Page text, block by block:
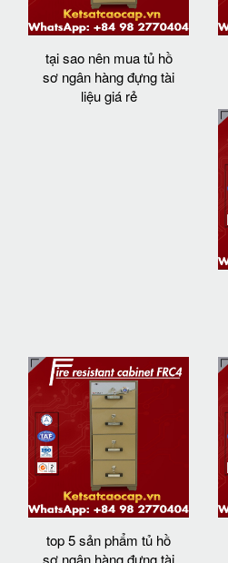
tại sao nên mua tủ hồ
sơ ngân hàng đựng tài
liệu giá rẻ
top 5 sản phẩm tủ hồ